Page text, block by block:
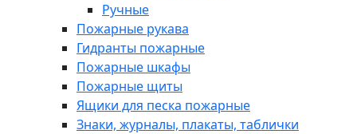
Ручные
Пожарные рукава
Гидранты пожарные
Пожарные шкафы
Пожарные щиты
Ящики для песка пожарные
Знаки, журналы, плакаты, таблички